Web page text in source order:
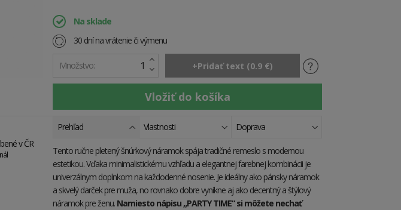
Na sklade
30 dní na vrátenie či výmenu
Množstvo:
v ČR
Prehľad Vlastnosti Doprava
Tento ručne pletený šnúrkový náramok spája tradičné remeslo s modernou
estetikou. Vďaka minimalistickému vzhľadu a elegantnej farebnej kombinácii je
univerzálnym doplnkom na každodenné nosenie. Je ideálny ako pánsky náramok
a skvelý darček pre muža, no rovnako dobre vynikne aj ako decentný a štýlový
náramok pre ženu. Namiesto nápisu „PARTY TIME“ si môžete nechať